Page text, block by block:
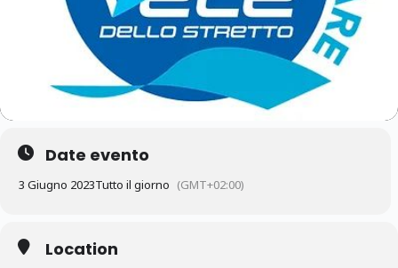
Date evento
3 Giugno 2023Tutto il giorno (GMT+02:00)
Location